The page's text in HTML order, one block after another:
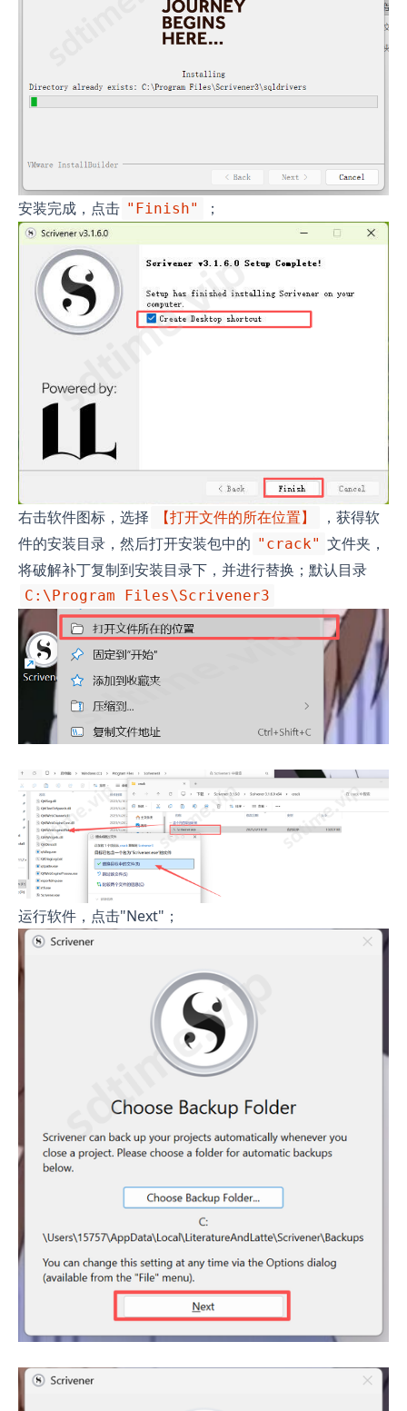
安装完成，点击 "Finish" ；
右击软件图标，选择 【打开文件的所在位置】
，获得软
件的安装目录，然后打开安装包中的 "crack" 文件夹，
将破解补丁复制到安装目录下，并进行替换；默认目录
C:\Program Files\Scrivener3
运行软件，点击"Next"；